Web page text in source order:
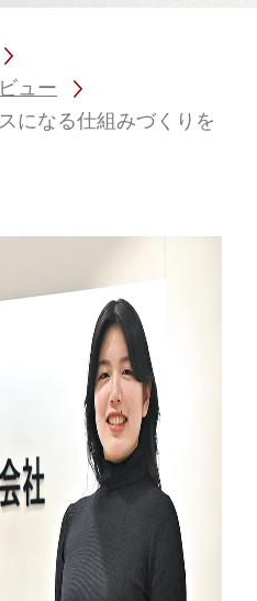
ュー
になる仕組みづくりを